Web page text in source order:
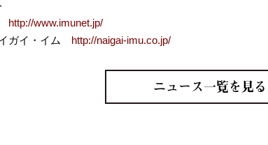
http://www.imunet.jp/
ガイ・イム http://naigai-imu.co.jp/
ニュース一覧を見る